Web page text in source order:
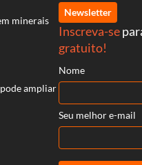
minerais
pode ampliar
Newsletter
Inscreva-se
gratuito!
Nome
Seu melhor e-mail